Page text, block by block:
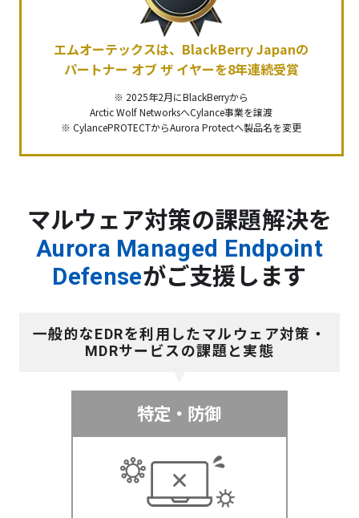
エムオーテックスは、BlackBerry Japanの
パートナー オブ ザ イヤーを8年連続受賞
※ 2025年2月にBlackBerryから
Arctic Wolf NetworksへCylance事業を譲渡
※ CylancePROTECTからAurora Protectへ製品名を変更
マルウェア対策の課題解決を
Aurora Managed Endpoint
Defenseがご支援します
一般的なEDRを利用したマルウェア対策・
MDRサービスの課題と実態
特定・防御